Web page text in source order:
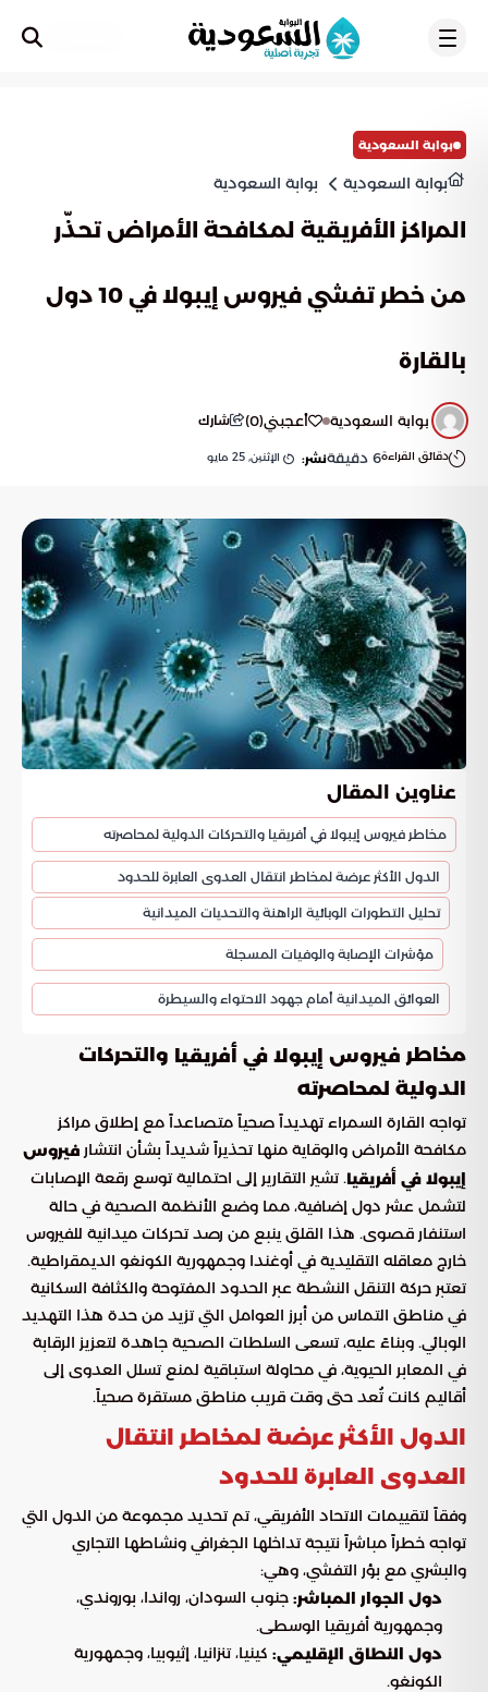
بوابة السعودية
بوابة السعودية بوابة السعودية
المراكز الأفريقية لمكافحة الأمراض تحذّر
من خطر تفشي فيروس إيبولا في 10 دول
بالقارة
بوابة السعودية أعجبني(
0
) شارك
دقائق القراءة6 دقيقةنشر: الإثنين, 25 مايو
عناوين المقال
مخاطر فيروس إيبولا في أفريقيا والتحركات الدولية لمحاصرته
الدول الأكثر عرضة لمخاطر انتقال العدوى العابرة للحدود
تحليل التطورات الوبائية الراهنة والتحديات الميدانية
مؤشرات الإصابة والوفيات المسجلة
العوائق الميدانية أمام جهود الاحتواء والسيطرة
مخاطر فيروس إيبولا في أفريقيا والتحركات
الدولية لمحاصرته
تواجه القارة السمراء تهديداً صحياً متصاعداً مع إطلاق مراكز
مكافحة الأمراض والوقاية منها تحذيراً شديداً بشأن انتشار فيروس
إيبولا في أفريقيا. تشير التقارير إلى احتمالية توسع رقعة الإصابات
لتشمل عشر دول إضافية، مما وضع الأنظمة الصحية في حالة
استنفار قصوى. هذا القلق ينبع من رصد تحركات ميدانية للفيروس
خارج معاقله التقليدية في أوغندا وجمهورية الكونغو الديمقراطية.
تعتبر حركة التنقل النشطة عبر الحدود المفتوحة والكثافة السكانية
في مناطق التماس من أبرز العوامل التي تزيد من حدة هذا التهديد
الوبائي. وبناءً عليه، تسعى السلطات الصحية جاهدة لتعزيز الرقابة
في المعابر الحيوية، في محاولة استباقية لمنع تسلل العدوى إلى
أقاليم كانت تُعد حتى وقت قريب مناطق مستقرة صحياً.
الدول الأكثر عرضة لمخاطر انتقال
العدوى العابرة للحدود
وفقاً لتقييمات الاتحاد الأفريقي، تم تحديد مجموعة من الدول التي
تواجه خطراً مباشراً نتيجة تداخلها الجغرافي ونشاطها التجاري
والبشري مع بؤر التفشي، وهي:
دول الجوار المباشر: جنوب السودان، رواندا، بوروندي،
وجمهورية أفريقيا الوسطى.
دول النطاق الإقليمي: كينيا، تنزانيا، إثيوبيا، وجمهورية
الكونغو.